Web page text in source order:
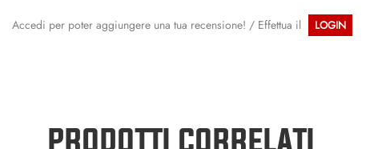
Accedi per poter aggiungere una tua recensione! / Effettua il LOGIN
PRODOTTI CORRELATI